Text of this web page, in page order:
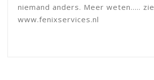
niemand anders. Meer weten..... zie
www.fenixservices.nl